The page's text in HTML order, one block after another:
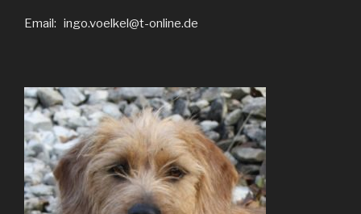
Email: ingo.voelkel@t-online.de